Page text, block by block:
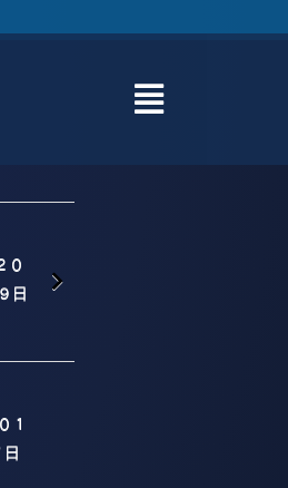
０
日
１